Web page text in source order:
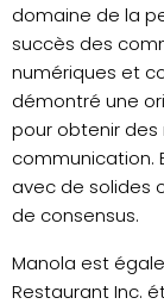
domaine de la
succès des
numériques et
démontré une
pour obtenir
communication.
avec de solides
de consensus.
Manola est
Restaurant Inc.